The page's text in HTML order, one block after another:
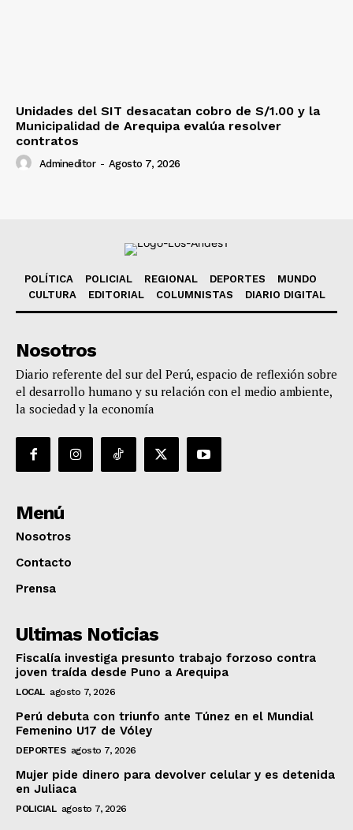
Unidades del SIT desacatan cobro de S/1.00 y la
Municipalidad de Arequipa evalúa resolver
contratos
Admineditor - Agosto 7, 2026
POLÍTICA POLICIAL REGIONAL DEPORTES
MUNDO
CULTURA
EDITORIAL COLUMNISTAS DIARIO DIGITAL
Nosotros
Diario referente del sur del Perú, espacio de reflexión sobre
el desarrollo humano y su relación con el medio ambiente,
la sociedad y la economía
Menú
Nosotros
Contacto
Prensa
Ultimas Noticias
Fiscalía investiga presunto trabajo forzoso contra
joven traída desde Puno a Arequipa
LOCAL agosto 7, 2026
Perú debuta con triunfo ante Túnez en el Mundial
Femenino U17 de Vóley
DEPORTES agosto 7, 2026
Mujer pide dinero para devolver celular y es detenida
en Juliaca
POLICIAL agosto 7, 2026